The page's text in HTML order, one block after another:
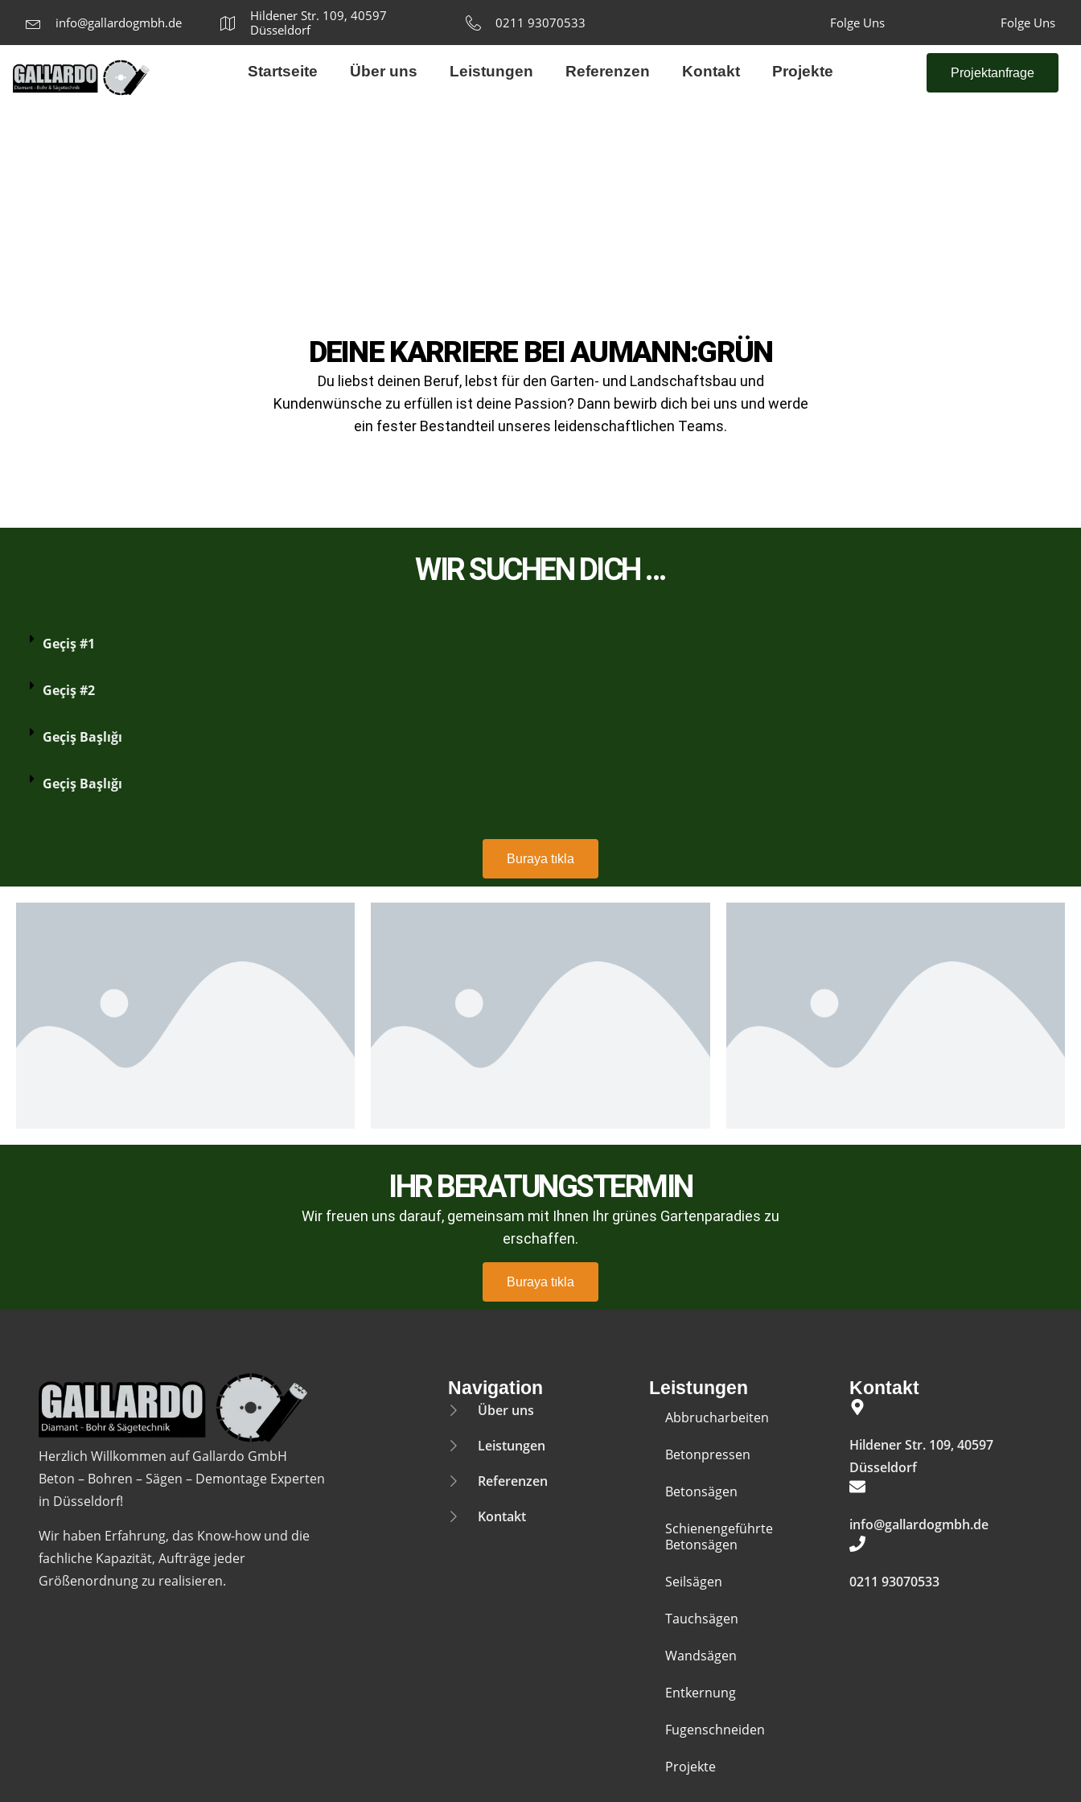
info@gallardogmbh.de
Hildener Str. 109, 40597
Düsseldorf
0211 93070533 Folge Uns Folge Uns
Startseite Über uns Leistungen Referenzen Kontakt Projekte Projektanfrage
DEINE KARRIERE BEI AUMANN:GRÜN
Du liebst deinen Beruf, lebst für den Garten- und Landschaftsbau und
Kundenwünsche zu erfüllen ist deine Passion? Dann bewirb dich bei uns und werde
ein fester Bestandteil unseres leidenschaftlichen Teams.
WIR SUCHEN DICH ...
Geçiş #1
Geçiş #2
Geçiş Başlığı
Geçiş Başlığı
Buraya tıkla
IHR BERATUNGSTERMIN
Wir freuen uns darauf, gemeinsam mit Ihnen Ihr grünes Gartenparadies zu
erschaffen.
Buraya tıkla
Herzlich Willkommen auf Gallardo GmbH
Beton – Bohren – Sägen – Demontage Experten
in Düsseldorf!
Wir haben Erfahrung, das Know-how und die
fachliche Kapazität, Aufträge jeder
Größenordnung zu realisieren.
Navigation
Über uns
Leistungen
Referenzen
Kontakt
Leistungen
Abbrucharbeiten
Betonpressen
Betonsägen
Schienengeführte
Betonsägen
Seilsägen
Tauchsägen
Wandsägen
Entkernung
Fugenschneiden
Projekte
Kontakt
Hildener Str. 109, 40597
Düsseldorf
info@gallardogmbh.de
0211 93070533